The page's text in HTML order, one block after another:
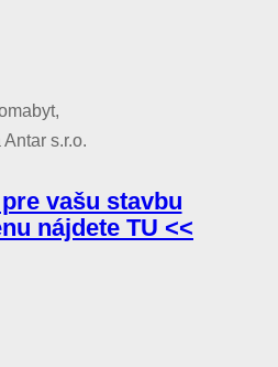
s.r.o.
vašu stavbu
nájdete TU <<